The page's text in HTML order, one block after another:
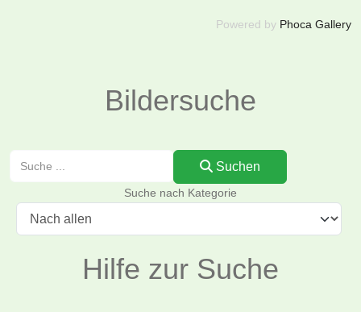
Powered by Phoca Gallery
Bildersuche
Suchen
Suchen
Suche nach Kategorie
Hilfe zur Suche